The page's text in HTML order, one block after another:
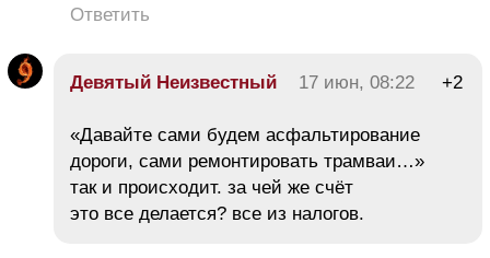
Ответить
Девятый Неизвестный 17 июн, 08:22 +2
«Давайте сами будем асфальтирование
дороги, сами ремонтировать трамваи…»
так и происходит. за чей же счёт
это все делается? все из налогов.